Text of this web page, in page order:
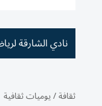
نادي الشارقة
ثقافة/يوميات ثقافية